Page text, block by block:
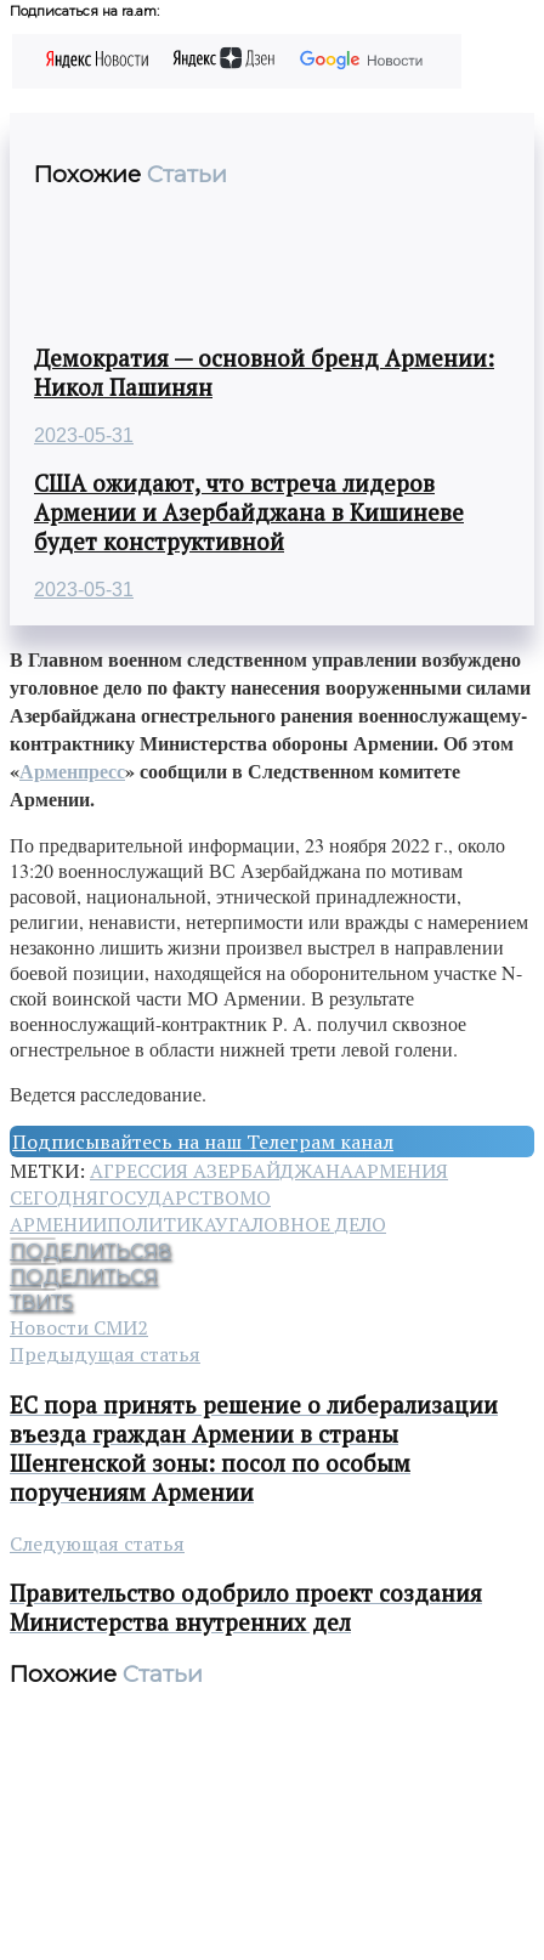
Подписаться на ra.am:
Похожие Статьи
Демократия — основной бренд Армении:
Никол Пашинян
2023-05-31
США ожидают, что встреча лидеров
Армении и Азербайджана в Кишиневе
будет конструктивной
2023-05-31
В Главном военном следственном управлении возбуждено
уголовное дело по факту нанесения вооруженными силами
Азербайджана огнестрельного ранения военнослужащему-
контрактнику Министерства обороны Армении. Об этом
«Арменпресс» сообщили в Следственном комитете
Армении.
По предварительной информации, 23 ноября 2022 г., около
13:20 военнослужащий ВС Азербайджана по мотивам
расовой, национальной, этнической принадлежности,
религии, ненависти, нетерпимости или вражды с намерением
незаконно лишить жизни произвел выстрел в направлении
боевой позиции, находящейся на оборонительном участке N-
ской воинской части МО Армении. В результате
военнослужащий-контрактник Р. А. получил сквозное
огнестрельное в области нижней трети левой голени.
Ведется расследование.
Подписывайтесь на наш Телеграм канал
МЕТКИ: АГРЕССИЯ АЗЕРБАЙДЖАНААРМЕНИЯ
СЕГОДНЯГОСУДАРСТВОМО
АРМЕНИИПОЛИТИКАУГАЛОВНОЕ ДЕЛО
ПОДЕЛИТЬСЯ8
ПОДЕЛИТЬСЯ
ТВИТ5
Новости СМИ2
Предыдущая статья
ЕС пора принять решение о либерализации
въезда граждан Армении в страны
Шенгенской зоны: посол по особым
поручениям Армении
Следующая статья
Правительство одобрило проект создания
Министерства внутренних дел
Похожие Статьи